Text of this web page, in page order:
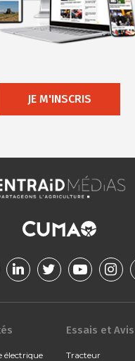
JE M'INSCRIS
électrique
Essais et Avis
Tracteur